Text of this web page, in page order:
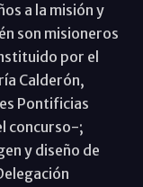
a la misión y
son misioneros
por el
Calderón,
Pontificias
concurso-;
y diseño de